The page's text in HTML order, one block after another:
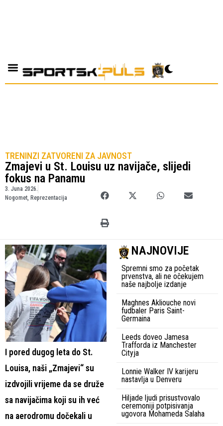
TRENINZI ZATVORENI ZA JAVNOST
Zmajevi u St. Louisu uz navijače, slijedi
fokus na Panamu
3. Juna 2026.
Nogomet Reprezentacija
I pored dugog leta do St.
Louisa, naši „Zmajevi“ su
izdvojili vrijeme da se druže
sa navijačima koji su ih već
na aerodromu dočekali u
NAJNOVIJE
Spremni smo za početak
prvenstva, ali ne očekujem
naše najbolje izdanje
Maghnes Akliouche novi
fudbaler Paris Saint-
Germaina
Leeds doveo Jamesa
Trafforda iz Manchester
Cityja
Lonnie Walker IV karijeru
nastavlja u Denveru
Hiljade ljudi prisustvovalo
ceremoniji potpisivanja
ugovora Mohameda Salaha